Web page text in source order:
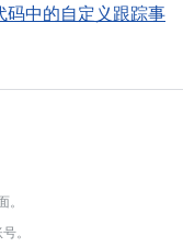
码中的自定义跟踪事
。